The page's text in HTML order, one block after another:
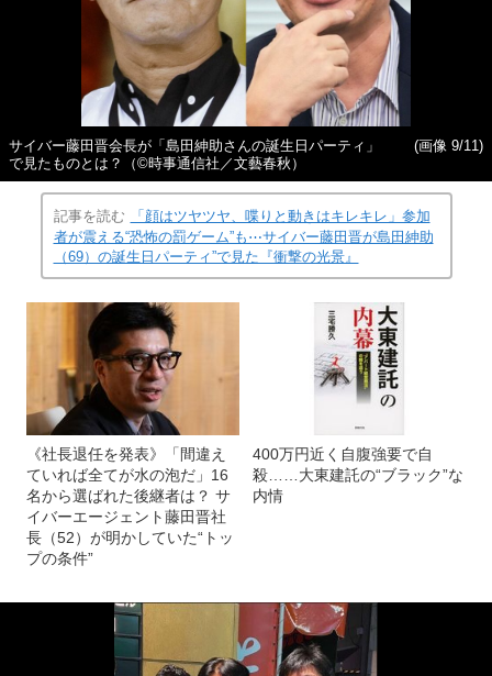
サイバー藤田晋会長が「島田紳助さんの誕生日パーティ」
で見たものとは？（©時事通信社／文藝春秋）
(画像 9/11)
記事を読む
「顔はツヤツヤ、喋りと動きはキレキレ」参加
者が震える“恐怖の罰ゲーム”も⋯サイバー藤田晋が島田紳助
（69）の誕生日パーティ”で見た『衝撃の光景』
《社長退任を発表》「間違え
ていれば全てが水の泡だ」16
名から選ばれた後継者は？ サ
イバーエージェント藤田晋社
長（52）が明かしていた“トッ
プの条件”
400万円近く自腹強要で自
殺……大東建託の“ブラック”な
内情